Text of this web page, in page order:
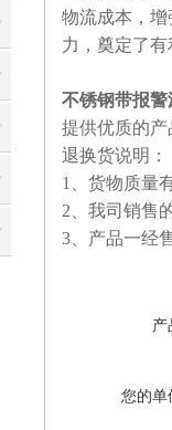
物流成本，
力，奠定了
不锈钢带报警
提供优质的产
退换货说明：
1、货物质量
2、我司销售
3、产品一经
产
您的单